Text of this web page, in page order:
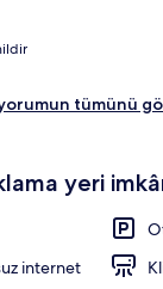
tümünü
yeri
internet